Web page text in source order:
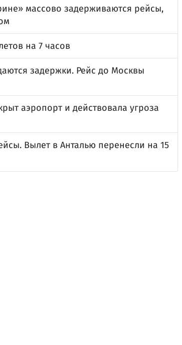
массово задерживаются рейсы,
на 7 часов
задержки. Рейс до Москвы
аэропорт и действовала угроза
Вылет в Анталью перенесли на 15